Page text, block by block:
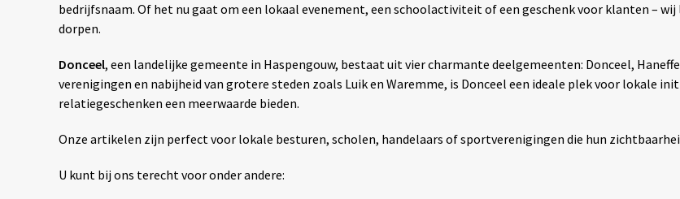
bedrijfsnaam. Of het nu gaat om een lokaal evenement, een schoolactiviteit of een geschenk voor klanten –
dorpen.
Donceel, een landelijke gemeente in Haspengouw, bestaat uit vier charmante deelgemeenten: Donceel,
verenigingen en nabijheid van grotere steden zoals Luik en Waremme, is Donceel een ideale plek voor lokale
relatiegeschenken een meerwaarde bieden.
Onze artikelen zijn perfect voor lokale besturen, scholen, handelaars of sportverenigingen die hun
U kunt bij ons terecht voor onder andere: